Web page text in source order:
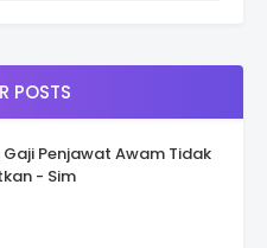
POSTS
Gaji Penjawat Awam Tidak
- Sim